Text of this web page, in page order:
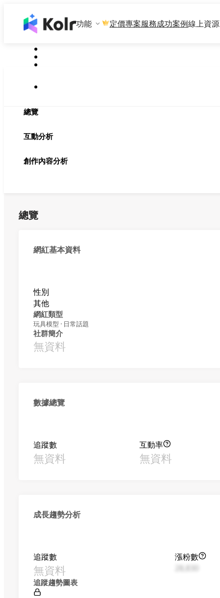
功能 定價專案服務成功案例線上資源
總覽
互動分析
創作內容分析
總覽
網紅基本資料
性別
其他
網紅類型
玩具模型 · 日常話題
社群簡介
無資料
數據總覽
追蹤數
無資料
互動率
無資料
成長趨勢分析
追蹤數
無資料
漲粉數
追蹤趨勢圖表